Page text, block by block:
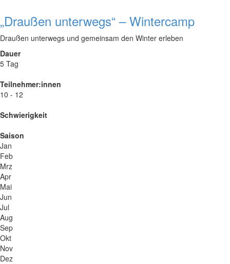
„Draußen unterwegs“ – Wintercamp
Draußen unterwegs und gemeinsam den Winter erleben
Dauer
5 Tag
Teilnehmer:innen
10 - 12
Schwierigkeit
Saison
Jan
Feb
Mrz
Apr
Mai
Jun
Jul
Aug
Sep
Okt
Nov
Dez